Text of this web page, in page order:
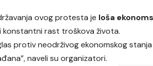
ovog protesta je loša
konstantni rast troškova života.
protiv neodrživog ekonomskog
naveli su organizatori.